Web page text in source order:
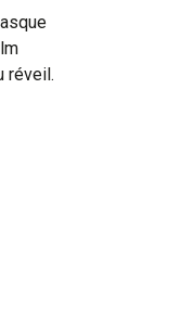
réveil.